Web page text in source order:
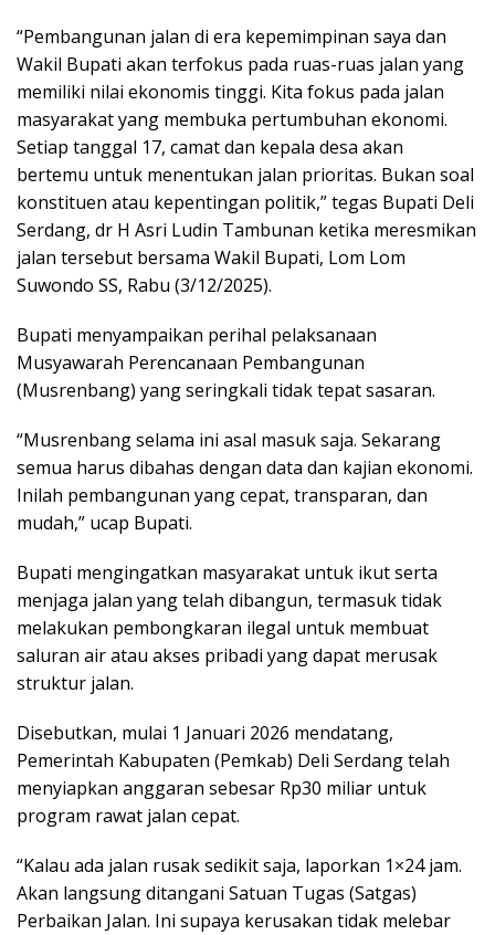
“Pembangunan jalan di era kepemimpinan saya dan
Wakil Bupati akan terfokus pada ruas-ruas jalan yang
memiliki nilai ekonomis tinggi. Kita fokus pada jalan
masyarakat yang membuka pertumbuhan ekonomi.
Setiap tanggal 17, camat dan kepala desa akan
bertemu untuk menentukan jalan prioritas. Bukan soal
konstituen atau kepentingan politik,” tegas Bupati Deli
Serdang, dr H Asri Ludin Tambunan ketika meresmikan
jalan tersebut bersama Wakil Bupati, Lom Lom
Suwondo SS, Rabu (3/12/2025).
Bupati menyampaikan perihal pelaksanaan
Musyawarah Perencanaan Pembangunan
(Musrenbang) yang seringkali tidak tepat sasaran.
“Musrenbang selama ini asal masuk saja. Sekarang
semua harus dibahas dengan data dan kajian ekonomi.
Inilah pembangunan yang cepat, transparan, dan
mudah,” ucap Bupati.
Bupati mengingatkan masyarakat untuk ikut serta
menjaga jalan yang telah dibangun, termasuk tidak
melakukan pembongkaran ilegal untuk membuat
saluran air atau akses pribadi yang dapat merusak
struktur jalan.
Disebutkan, mulai 1 Januari 2026 mendatang,
Pemerintah Kabupaten (Pemkab) Deli Serdang telah
menyiapkan anggaran sebesar Rp30 miliar untuk
program rawat jalan cepat.
“Kalau ada jalan rusak sedikit saja, laporkan 1×24 jam.
Akan langsung ditangani Satuan Tugas (Satgas)
Perbaikan Jalan. Ini supaya kerusakan tidak melebar